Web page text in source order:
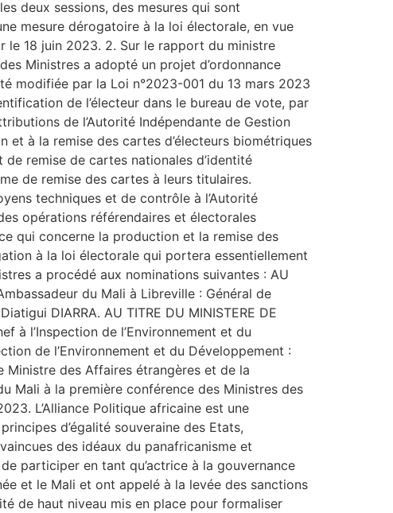
deux sessions, des mesures qui sont
mesure dérogatoire à la loi électorale, en vue
le 18 juin 2023. 2. Sur le rapport du ministre
Ministres a adopté un projet d’ordonnance
modifiée par la Loi n°2023-001 du 13 mars 2023
de l’électeur dans le bureau de vote, par
de l’Autorité Indépendante de Gestion
et à la remise des cartes d’électeurs biométriques
remise de cartes nationales d’identité
de remise des cartes à leurs titulaires.
techniques et de contrôle à l’Autorité
opérations référendaires et électorales
qui concerne la production et la remise des
à la loi électorale qui portera essentiellement
a procédé aux nominations suivantes : AU
Ambassadeur du Mali à Libreville : Général de
DIARRA. AU TITRE DU MINISTERE DE
à l’Inspection de l’Environnement et du
de l’Environnement et du Développement :
Ministre des Affaires étrangères et de la
Mali à la première conférence des Ministres des
L’Alliance Politique africaine est une
d’égalité souveraine des Etats,
des idéaux du panafricanisme et
participer en tant qu’actrice à la gouvernance
et le Mali et ont appelé à la levée des sanctions
de haut niveau mis en place pour formaliser